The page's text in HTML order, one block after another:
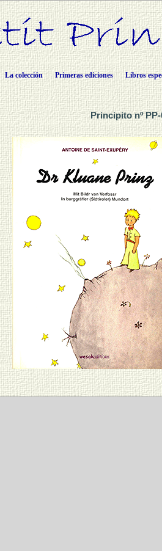
La colección Primeras ediciones Libros
Principito nº